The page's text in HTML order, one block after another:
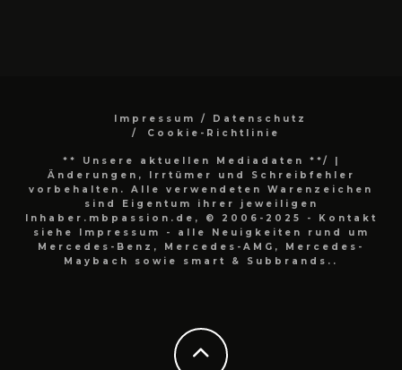
Impressum / Datenschutz
Cookie-Richtlinie
** Unsere aktuellen Mediadaten **/
|
Änderungen, Irrtümer und Schreibfehler
vorbehalten. Alle verwendeten Warenzeichen
sind Eigentum ihrer jeweiligen
Inhaber.mbpassion.de, © 2006-2025 - Kontakt
siehe Impressum - alle Neuigkeiten rund um
Mercedes-Benz, Mercedes-AMG, Mercedes-
Maybach sowie smart & Subbrands..